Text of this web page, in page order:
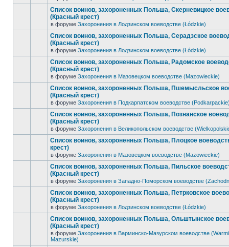
Список воинов, захороненных Польша, Скерневицкое
(Красный крест)
в форуме Захоронения в Лодзинском воеводстве (Łódzkie)
Список воинов, захороненных Польша, Серадзское
(Красный крест)
в форуме Захоронения в Лодзинском воеводстве (Łódzkie)
Список воинов, захороненных Польша, Радомское
(Красный крест)
в форуме Захоронения в Мазовецком воеводстве (Mazowieckie)
Список воинов, захороненных Польша, Пшемысльское
(Красный крест)
в форуме Захоронения в Подкарпатском воеводстве
Список воинов, захороненных Польша, Познанское
(Красный крест)
в форуме Захоронения в Великопольском воеводстве
Список воинов, захороненных Польша, Плоцкое
крест)
в форуме Захоронения в Мазовецком воеводстве (Mazowieckie)
Список воинов, захороненных Польша, Пильское
(Красный крест)
в форуме Захоронения в Западно-Поморском воеводстве
Список воинов, захороненных Польша, Петрковское
(Красный крест)
в форуме Захоронения в Лодзинском воеводстве (Łódzkie)
Список воинов, захороненных Польша, Ольштынское
(Красный крест)
в форуме Захоронения в Варминско-Мазурском воеводстве
Mazurskie)